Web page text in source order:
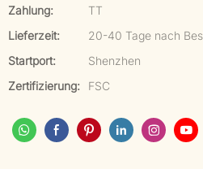
Zahlung:
TT
Lieferzeit:
20-40 Tage nach
Startport:
Shenzhen
Zertifizierung:
FSC